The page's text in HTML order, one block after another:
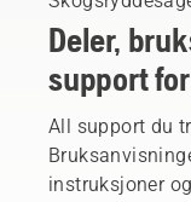
Deler,
support
All support du
instruksjoner